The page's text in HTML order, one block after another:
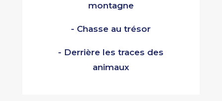
montagne
- Chasse au trésor
- Derrière les traces des
animaux